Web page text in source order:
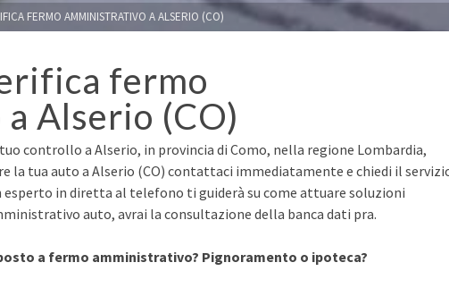
FERMO AMMINISTRATIVO A ALSERIO (CO)
fermo
Alserio (CO)
controllo a Alserio, in provincia di Como, nella regione Lombardia,
la tua auto a Alserio (CO) contattaci immediatamente e chiedi il
esperto in diretta al telefono ti guiderà su come attuare soluzioni
auto, avrai la consultazione della banca dati pra.
a fermo amministrativo? Pignoramento o ipoteca?